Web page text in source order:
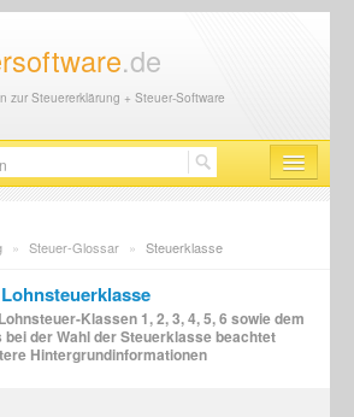
.de
zur Steuererklärung + Steuer-Software
» Steuer-Glossar » Steuerklasse
Klassen 1, 2, 3, 4, 5, 6 sowie dem
bei der Wahl der Steuerklasse beachtet
Hintergrundinformationen